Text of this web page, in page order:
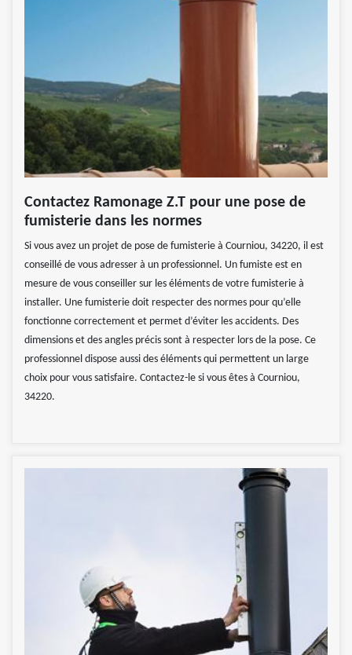
Contactez Ramonage Z.T pour une pose de
fumisterie dans les normes
Si vous avez un projet de pose de fumisterie à Courniou, 34220, il est
conseillé de vous adresser à un professionnel. Un fumiste est en
mesure de vous conseiller sur les éléments de votre fumisterie à
installer. Une fumisterie doit respecter des normes pour qu’elle
fonctionne correctement et permet d’éviter les accidents. Des
dimensions et des angles précis sont à respecter lors de la pose. Ce
professionnel dispose aussi des éléments qui permettent un large
choix pour vous satisfaire. Contactez-le si vous êtes à Courniou,
34220.